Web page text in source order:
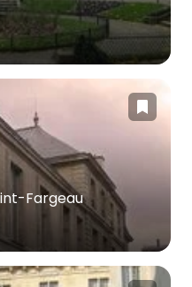
Fargeau